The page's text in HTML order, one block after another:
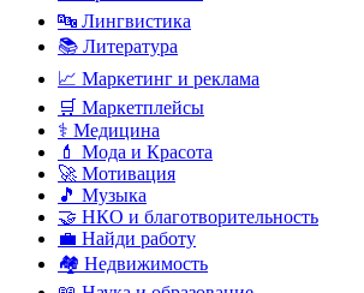
🔤 Лингвистика
📚 Литература
📈 Маркетинг и реклама
🛒 Маркетплейсы
⚕️ Медицина
💄 Мода и Красота
🚀 Мотивация
🎵 Музыка
🤝 НКО и благотворительность
💼 Найди работу
🏘️ Недвижимость